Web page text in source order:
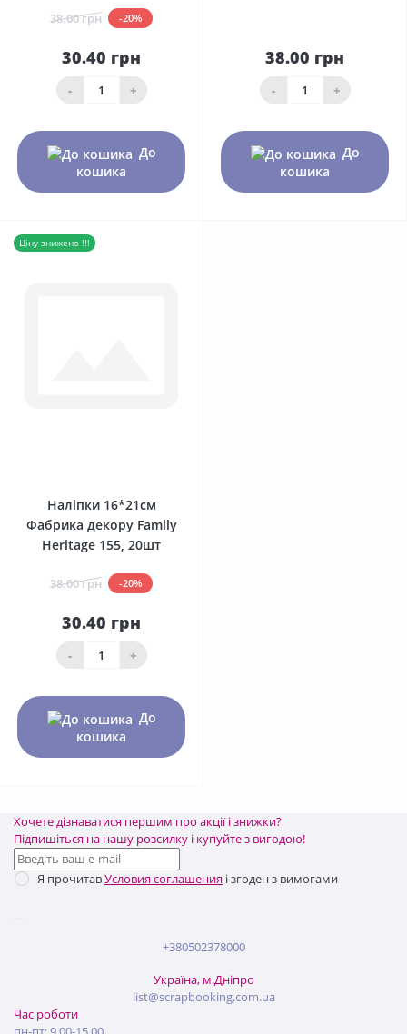
38.00 грн -20%
30.40 грн
- +
До
кошика
38.00 грн
- +
До
кошика
Ціну знижено !!!
Наліпки 16*21см
Фабрика декору Family
Heritage 155, 20шт
38.00 грн -20%
30.40 грн
- +
До
кошика
Хочете дізнаватися першим про акції і знижки?
Підпишіться на нашу розсилку і купуйте з вигодою!
Я прочитавУсловия соглашения і згоден з вимогами
+380502378000
Україна, м.Дніпро
list@scrapbooking.com.ua
Час роботи